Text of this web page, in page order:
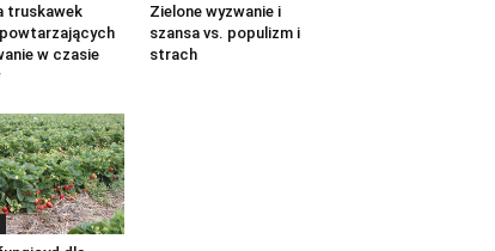
truskawek
w czasie
Zielone wyzwanie i
szansa vs. populizm i
strach